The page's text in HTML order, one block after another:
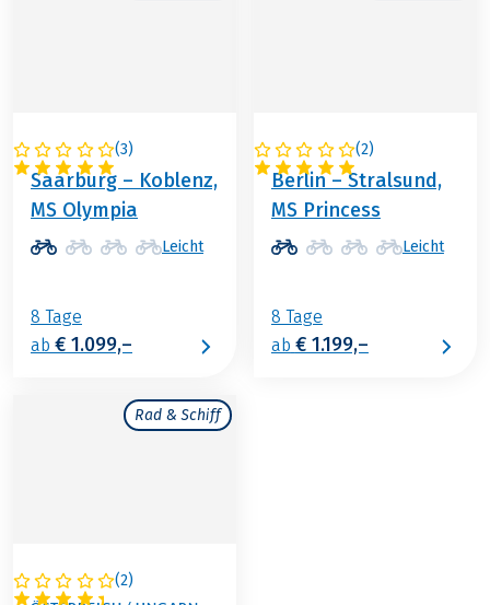
(3)
DEUTSCHLAND
Saarburg – Koblenz,
MS Olympia
Leicht
8 Tage
ab € 1.099,–
(2)
DEUTSCHLAND
Berlin – Stralsund,
MS Princess
Leicht
8 Tage
ab € 1.199,–
Rad & Schiff
(2)
DEUTSCHLAND /